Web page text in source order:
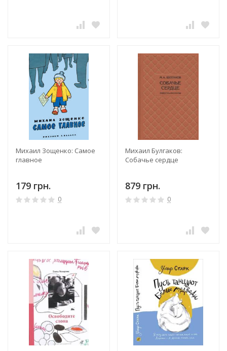
Михаил Зощенко: Самое
главное
179 грн.
0
Михаил Булгаков:
Собачье сердце
879 грн.
0